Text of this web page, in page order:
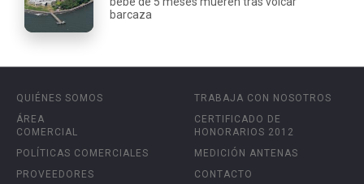
barcaza
QUIÉNES SOMOS
ÁREA
COMERCIAL
POLÍTICAS COMERCIALES
PROVEEDORES
TRABAJA CON NOSOTROS
CERTIFICADO DE
HONORARIOS 2012
MEDICIÓN ANTENAS
CONTACTO